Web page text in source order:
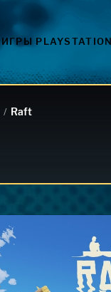
ИГРЫ PLAYSTATION
/ Raft